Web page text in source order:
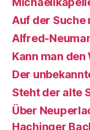
Auf der Suche
Alfred-
Kann man
Der
Steht der alte
Über
Hachinger